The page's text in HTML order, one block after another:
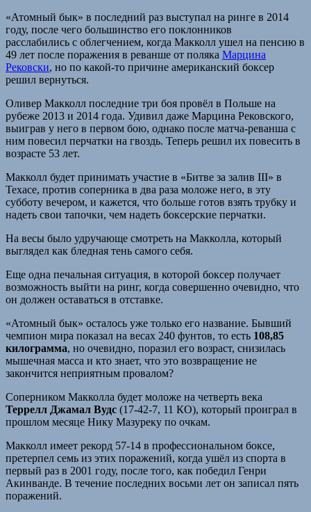
«Атомный бык» в последний раз выступал на ринге в 2014
году, после чего большинство его поклонников
расслабились с облегчением, когда Макколл ушел на пенсию в
49 лет после поражения в реванше от поляка Марцина
Рековски, но по какой-то причине американский боксер
решил вернуться.
Оливер Макколл последние три боя провёл в Польше на
рубеже 2013 и 2014 года. Удивил даже Марцина Рековского,
выиграв у него в первом бою, однако после матча-реванша с
ним повесил перчатки на гвоздь. Теперь решил их повесить в
возрасте 53 лет.
Макколл будет принимать участие в «Битве за залив III» в
Техасе, против соперника в два раза моложе него, в эту
субботу вечером, и кажется, что больше готов взять трубку и
надеть свои тапочки, чем надеть боксерские перчатки.
На весы было удручающе смотреть на Макколла, который
выглядел как бледная тень самого себя.
Еще одна печальная ситуация, в которой боксер получает
возможность выйти на ринг, когда совершенно очевидно, что
он должен оставаться в отставке.
«Атомный бык» осталось уже только его название. Бывший
чемпион мира показал на весах 240 фунтов, то есть 108,85
килограмма, но очевидно, поразил его возраст, снизилась
мышечная масса и кто знает, что это возвращение не
закончится неприятным провалом?
Соперником Макколла будет моложе на четверть века
Террелл Джамал Вудс (17-42-7, 11 КО), который проиграл в
прошлом месяце Нику Мазуреку по очкам.
Макколл имеет рекорд 57-14 в профессиональном боксе,
претерпел семь из этих поражений, когда ушёл из спорта в
первый раз в 2001 году, после того, как победил Генри
Акинванде. В течение последних восьми лет он записал пять
поражений.